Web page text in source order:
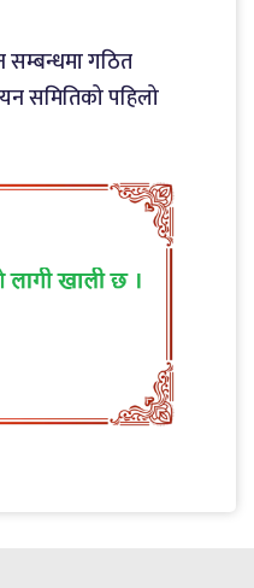
गठित
समितिको पहिलो
सीधा उडान र साझा
गठित
समितिको सांसद र